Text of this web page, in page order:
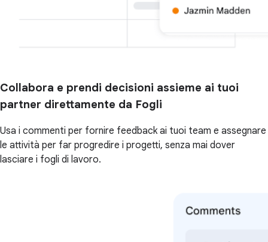
Collabora e prendi decisioni assieme ai tuoi
partner direttamente da Fogli
Usa i commenti per fornire feedback ai tuoi team e assegnare
le attività per far progredire i progetti, senza mai dover
lasciare i fogli di lavoro.